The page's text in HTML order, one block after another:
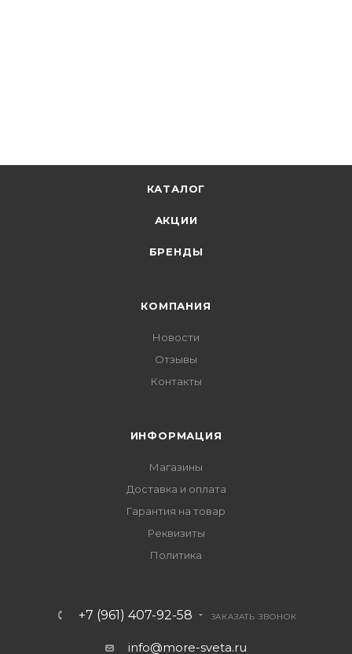
КАТАЛОГ
АКЦИИ
БРЕНДЫ
КОМПАНИЯ
Новости
Отзывы
Контакты
ИНФОРМАЦИЯ
Магазины
Доставка и оплата
Гарантия на товар
Реквизиты
Политика
+7 (961) 407-92-58 ЗАКАЗАТЬ ЗВОНОК
info@more-sveta.ru